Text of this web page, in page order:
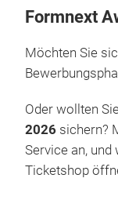
Formnext
Möchten Sie
Oder wollten
2026 sichern?
Service an,
Ticketshop